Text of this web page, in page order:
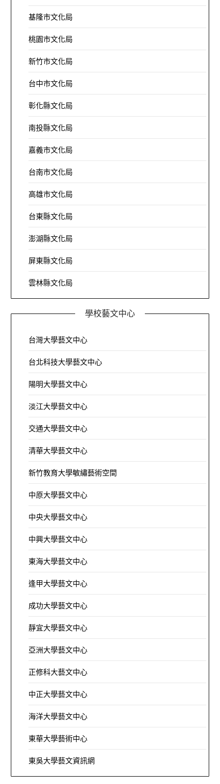
基隆市文化局
桃園市文化局
新竹市文化局
台中市文化局
彰化縣文化局
南投縣文化局
嘉義市文化局
台南市文化局
高雄市文化局
台東縣文化局
澎湖縣文化局
屏東縣文化局
雲林縣文化局
學校藝文中心
台灣大學藝文中心
台北科技大學藝文中心
陽明大學藝文中心
淡江大學藝文中心
交通大學藝文中心
清華大學藝文中心
新竹教育大學敏繡藝術空間
中原大學藝文中心
中央大學藝文中心
中興大學藝文中心
東海大學藝文中心
逢甲大學藝文中心
成功大學藝文中心
靜宜大學藝文中心
亞洲大學藝文中心
正修科大藝文中心
中正大學藝文中心
海洋大學藝文中心
東華大學藝術中心
東吳大學藝文資訊網